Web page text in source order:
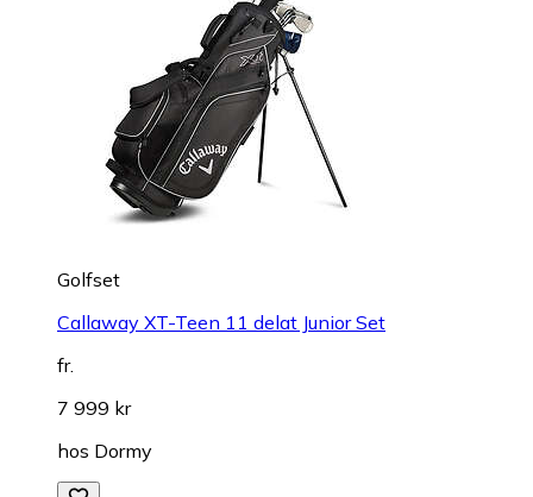
Golfset
Callaway XT-Teen 11 delat Junior Set
fr.
7 999 kr
hos Dormy